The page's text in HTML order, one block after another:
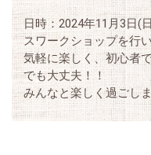
日時：2024年11月3日(
スワークショップを行
気軽に楽しく、初心者
でも大丈夫！！
みんなと楽しく過ごし